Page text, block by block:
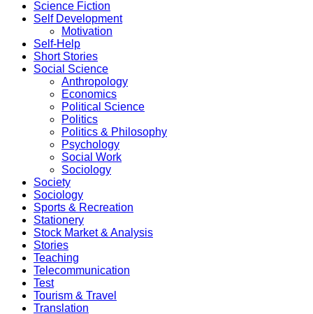
Science Fiction
Self Development
Motivation
Self-Help
Short Stories
Social Science
Anthropology
Economics
Political Science
Politics
Politics & Philosophy
Psychology
Social Work
Sociology
Society
Sociology
Sports & Recreation
Stationery
Stock Market & Analysis
Stories
Teaching
Telecommunication
Test
Tourism & Travel
Translation